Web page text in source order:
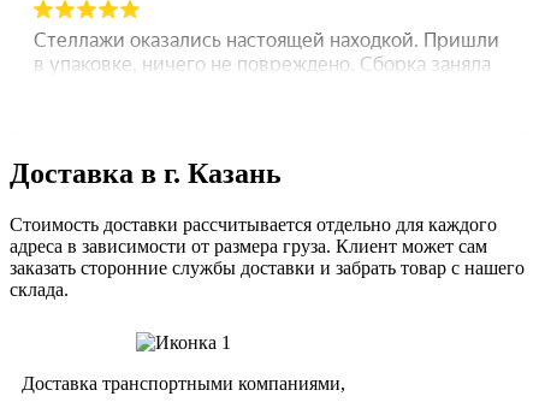
Доставка в г. Казань
Стоимость доставки рассчитывается отдельно для каждого
адреса в зависимости от размера груза. Клиент может сам
заказать сторонние службы доставки и забрать товар с нашего
склада.
Доставка транспортными компаниями,